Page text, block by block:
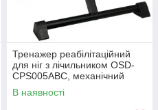
Тренажер реабілітаційний
для ніг з лічильником OSD-
CPS005ABC, механічний
В наявності